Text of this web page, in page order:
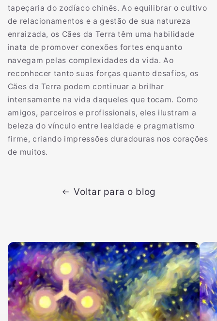
tapeçaria do zodíaco chinês. Ao equilibrar o cultivo
de relacionamentos e a gestão de sua natureza
enraizada, os Cães da Terra têm uma habilidade
inata de promover conexões fortes enquanto
navegam pelas complexidades da vida. Ao
reconhecer tanto suas forças quanto desafios, os
Cães da Terra podem continuar a brilhar
intensamente na vida daqueles que tocam. Como
amigos, parceiros e profissionais, eles ilustram a
beleza do vínculo entre lealdade e pragmatismo
firme, criando impressões duradouras nos corações
de muitos.
Voltar para o blog